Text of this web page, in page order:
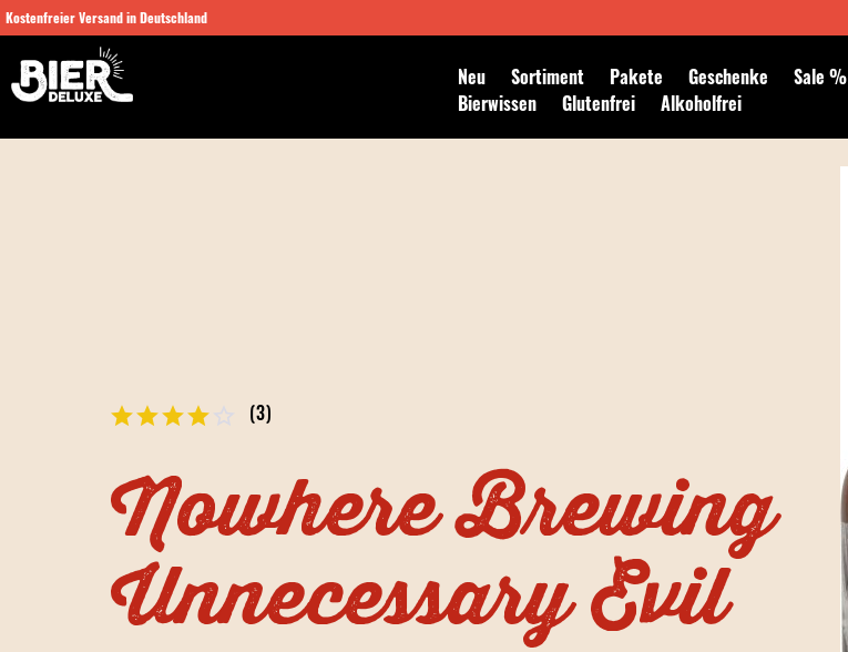
Kostenfreier Versand in Deutschland
Neu Sortiment Pakete Geschenke
Sale %
Bierwissen
Glutenfrei Alkoholfrei
Newsletter abonnieren
(3)
Nowhere Brewing
Unnecessary Evil